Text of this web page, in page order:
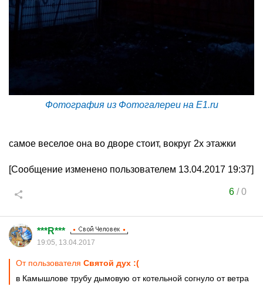
Фотография из Фотогалереи на E1.ru
самое веселое она во дворе стоит, вокруг 2х этажки
[Сообщение изменено пользователем 13.04.2017 19:37]
6/0
***R***
19:05, 13.04.2017
От пользователя Святой дух :(
в Камышлове трубу дымовую от котельной согнуло от ветра